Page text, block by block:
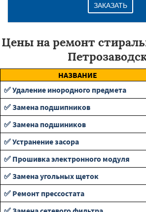
ЗАКАЗАТЬ
Цены на ремонт
НАЗВАНИЕ
✅ Удаление инородного предмета
✅ Замена подшипников
✅ Замена подшиников
✅ Устранение засора
✅ Прошивка электронного модуля
✅ Замена угольных щеток
✅ Ремонт прессостата